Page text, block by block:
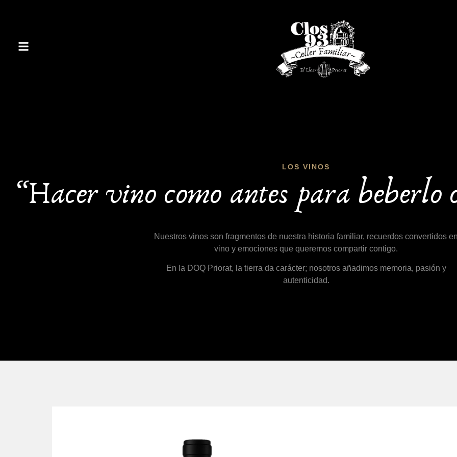
LOS VINOS
“Hacer vino como antes para beberlo
Nuestros vinos son fragmentos de nuestra historia familiar, recuerdos convertidos
vino y emociones que queremos compartir contigo.
En la DOQ Priorat, la tierra da carácter; nosotros añadimos memoria, pasión y
autenticidad.